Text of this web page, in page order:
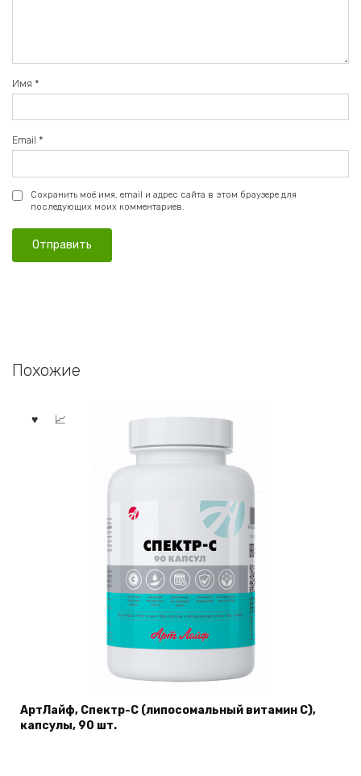
Имя *
Email *
Сохранить моё имя, email и адрес сайта в этом браузере для
последующих моих комментариев.
Похожие
АртЛайф, Спектр-С (липосомальный витамин С),
капсулы, 90 шт.